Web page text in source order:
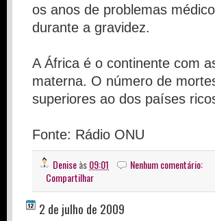
os anos de problemas
durante a gravidez.
A África é o continente com
materna. O número de
superiores ao dos países
Fonte: Rádio ONU
Deniseàs09:01
Nenhum comentário:
Compartilhar
2 de julho de 2009